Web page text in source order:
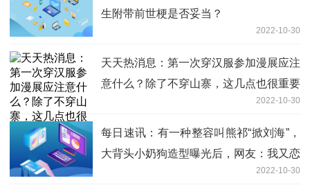
生附带前世梗是否妥当？
2022-10-30
天天热消息：第一次穿汉服参加漫展应注
意什么？除了不穿山寨，这几点也很重要
2022-10-30
每日速讯：有一种整容叫熊祁“掀刘海”，
大背头小奶狗造型曝光后，网友：我又恋
2022-10-30